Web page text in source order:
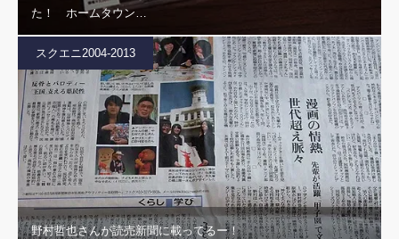
た！ ホームタウン…
スクエニ2004-2013
野村哲也さんが読売新聞に載ってるー！